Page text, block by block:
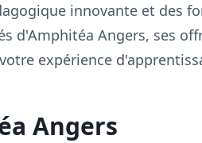
innovante et des
d'Amphitéa Angers, ses
expérience
Angers